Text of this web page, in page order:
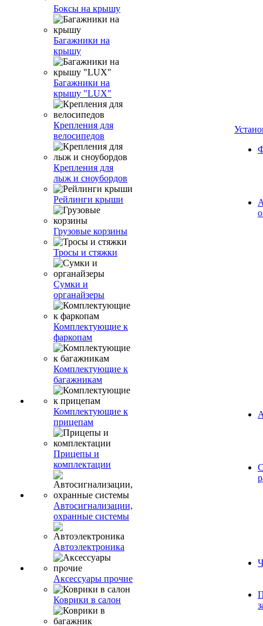
Боксы на крышу
Багажники на
крышу
Багажники на
крышу "LUX"
Крепления для
велосипедов
Крепления для
лыж и сноубордов
Рейлинги крыши
Грузовые корзины
Тросы и стяжки
Сумки и
органайзеры
Комплектующие к
фаркопам
Комплектующие к
багажникам
Комплектующие к
прицепам
Прицепы и
комплектации
Автосигнализации,
охранные системы
Автоэлектроника
Аксессуары прочие
Коврики в салон